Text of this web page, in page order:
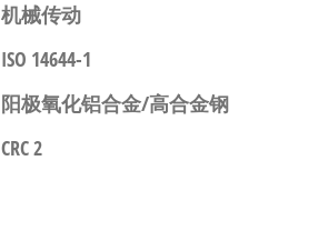
机械传动
ISO 14644-1
阳极氧化铝合金/高合金钢
CRC 2